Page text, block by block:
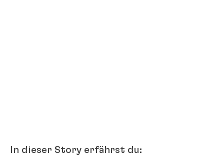
In dieser Story erfährst du: